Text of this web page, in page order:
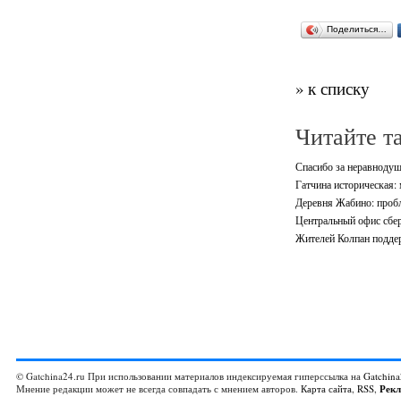
Поделиться…
» к списку
Читайте
Спасибо за
Гатчина
Деревня Жабино:
Центральный офис
Жителей Колпан
© Gatchina24.ru При использовании материалов индексируемая гиперссылка на
Мнение редакции может не всегда совпадать с мнением авторов. Карта сайта, RSS,